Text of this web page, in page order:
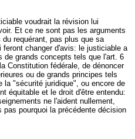
voudrait la révision lui
Et ce ne sont pas les arguments
requérant, pas plus que sa
changer d'avis: le justiciable a
de grands concepts tels que l'art. 6
Constitution fédérale, de dénoncer
ou de grands principes tels
la "sécurité juridique", ou encore de
équitable et le droit d'être entendu:
ne l'aident nullement,
pourquoi la précédente décision